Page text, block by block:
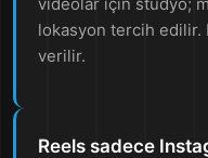
lokasyon tercih edilir.
verilir.
Reels sadece